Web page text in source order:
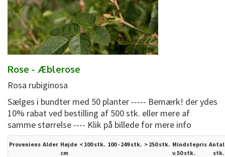
Rose - Æblerose
Rosa rubiginosa
Sælges i bundter med 50 planter ----- Bemærk! der ydes
10% rabat ved bestilling af 500 stk. eller mere af
samme størrelse ---- Klik på billede for mere info
Proveniens Alder Højde
cm
< 100 stk. 100 - 249 stk. > 250stk. Mindstepris
v.50 stk.
Antal
stk.